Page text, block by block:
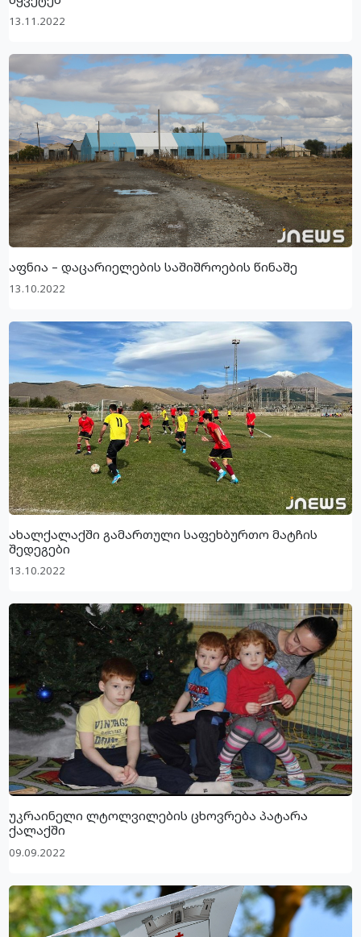
13.11.2022
აფნია – დაცარიელების საშიშროების წინაშე
13.10.2022
ახალქალაქში გამართული საფეხბურთო მატჩის
შედეგები
13.10.2022
უკრაინელი ლტოლვილების ცხოვრება პატარა
ქალაქში
09.09.2022